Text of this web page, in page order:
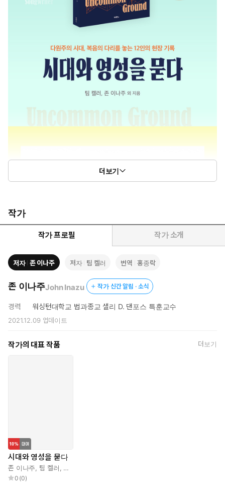
더보기
작가
작가 프로필 작가 소개
저자 존 이나주 저자 팀 켈러 번역 홍종락
존 이나주John Inazu 작가 신간 알림 · 소식
경력 워싱턴대학교 법과종교 샐리 D. 댄포스 특훈교수
2021.12.09 업데이트
작가의 대표 작품 더보기
시대와 영성을 묻다
존 이나주, 팀 켈러, 홍종락
0 (0)